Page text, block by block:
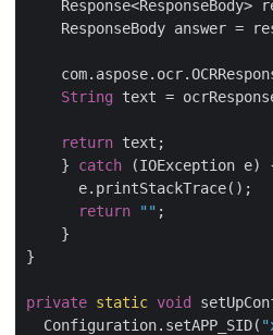
Response<ResponseBody>
ResponseBody answer =
String text =
return text;
    }
catch (IOException e)
      e.printStackTrace();
return
"" ;
    }
}
private static void
  Configuration.setAPP_SID(